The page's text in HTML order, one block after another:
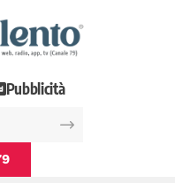
Pubblicità